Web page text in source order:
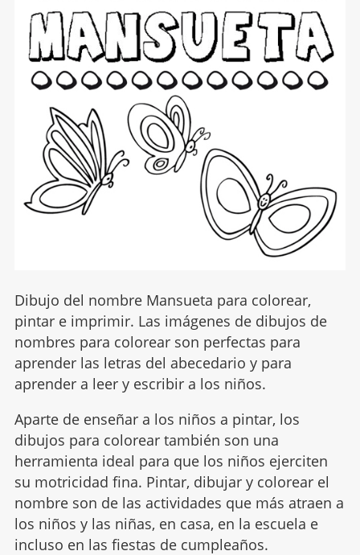
Dibujo del nombre Mansueta para colorear,
pintar e imprimir. Las imágenes de dibujos de
nombres para colorear son perfectas para
aprender las letras del abecedario y para
aprender a leer y escribir a los niños.
Aparte de enseñar a los niños a pintar, los
dibujos para colorear también son una
herramienta ideal para que los niños ejerciten
su motricidad fina. Pintar, dibujar y colorear el
nombre son de las actividades que más atraen a
los niños y las niñas, en casa, en la escuela e
incluso en las fiestas de cumpleaños.